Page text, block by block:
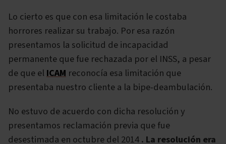
Lo cierto es que con esa limitación le costaba
horrores realizar su trabajo. Por esa razón
presentamos la solicitud de incapacidad
permanente que fue rechazada por el INSS, a pesar
de que el ICAM reconocía esa limitación que
presentaba nuestro cliente a la bipe-deambulación.
No estuvo de acuerdo con dicha resolución y
presentamos reclamación previa que fue
desestimada en octubre del 2014. La resolución era